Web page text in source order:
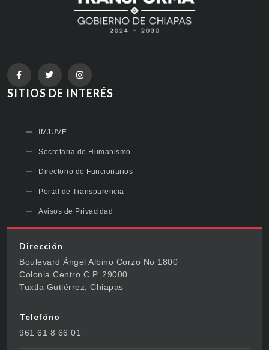
SITIOS DE INTERÉS
IMJUVE
Secretaria de Humanismo
Directorio de Funcionarios
Portal de Transparencia
Avisos de Privacidad
Dirección
Boulevard Ángel Albino Corzo No 1800
Colonia Centro C.P. 29000
Tuxtla Gutiérrez, Chiapas
Telefóno
961 61 8 66 01